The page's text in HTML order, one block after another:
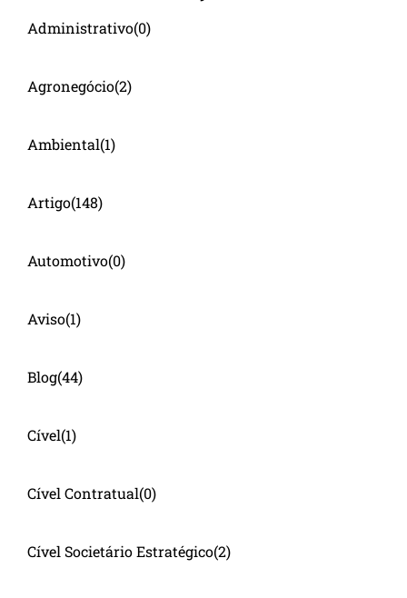
Administrativo(0)
Agronegócio(2)
Ambiental(1)
Artigo(148)
Automotivo(0)
Aviso(1)
Blog(44)
Cível(1)
Cível Contratual(0)
Cível Societário Estratégico(2)